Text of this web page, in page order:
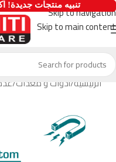
Skip to navigation
Skip to main content
الرئيسية أدوات و معدات
  تنبيه منتجات جديدة! اكتشف أحدث الإضافات اليوم